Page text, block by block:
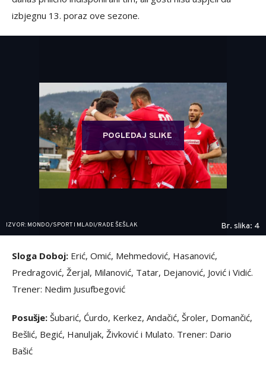
izbjegnu 13. poraz ove sezone.
POGLEDAJ SLIKE
IZVOR: MONDO/SPORT I MLADI/RADE ŠEŠLAK Br. slika: 4
Sloga Doboj: Erić, Omić, Mehmedović, Hasanović,
Predragović, Žerjal, Milanović, Tatar, Dejanović, Jović i Vidić.
Trener: Nedim Jusufbegović
Posušje: Šubarić, Ćurdo, Kerkez, Andačić, Šroler, Domančić,
Bešlić, Begić, Hanuljak, Živković i Mulato. Trener: Dario
Bašić